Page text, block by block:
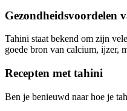
Gezondheidsvoordelen
Tahini staat bekend om zijn
goede bron van calcium, ijzer,
Recepten met tahini
Ben je benieuwd naar hoe je